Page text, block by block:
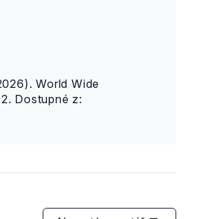
World Wide
Dostupné z: